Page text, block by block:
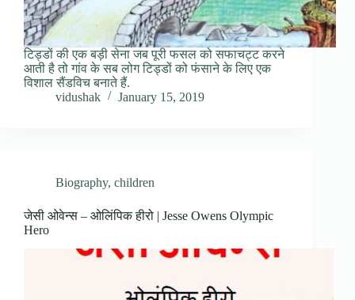
टिड्डों की एक बड़ी सेना जब पूरी फसल को सफाचट्ट करने
आती है तो गांव के सब लोग टिड्डों को फंसाने के लिए एक
विशाल सैंडविच बनाते हैं.
vidushak
January 15, 2019
Biography, children
जेसी ओवेन्स – ओलिंपिक हीरो | Jesse Owens Olympic
Hero